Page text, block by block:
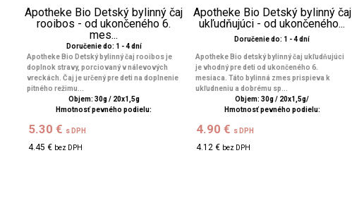
Apotheke Bio Detský bylinný čaj
rooibos - od ukončeného 6.
mes...
Doručenie do: 1 - 4 dní
Apotheke Bio Detský bylinný čaj rooibos je
doplnok stravy, porciovaný v nálevových
vreckách. Čaj je určený pre deti na doplnenie
pitného režimu...
Objem: 30g / 20x1,5g
Hmotnosť pevného podielu:
5.30 € s DPH
4.45 € bez DPH
Apotheke Bio Detský bylinný čaj
ukľudňujúci - od ukončeného...
Doručenie do: 1 - 4 dní
Apotheke Bio detský bylinný čaj ukľudňujúci
je vhodný pre deti od ukončeného 6.
mesiaca. Táto bylinná zmes prispieva k
ukľudneniu a dobrému sp...
Objem: 30g / 20x1,5g/
Hmotnosť pevného podielu:
4.90 € s DPH
4.12 € bez DPH